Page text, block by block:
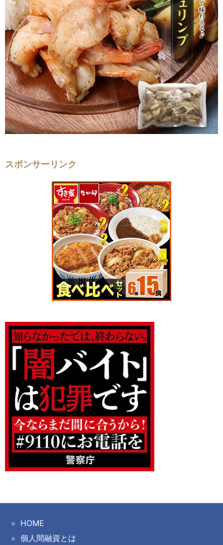
スポンサーリンク
HOME
個人間融資とは